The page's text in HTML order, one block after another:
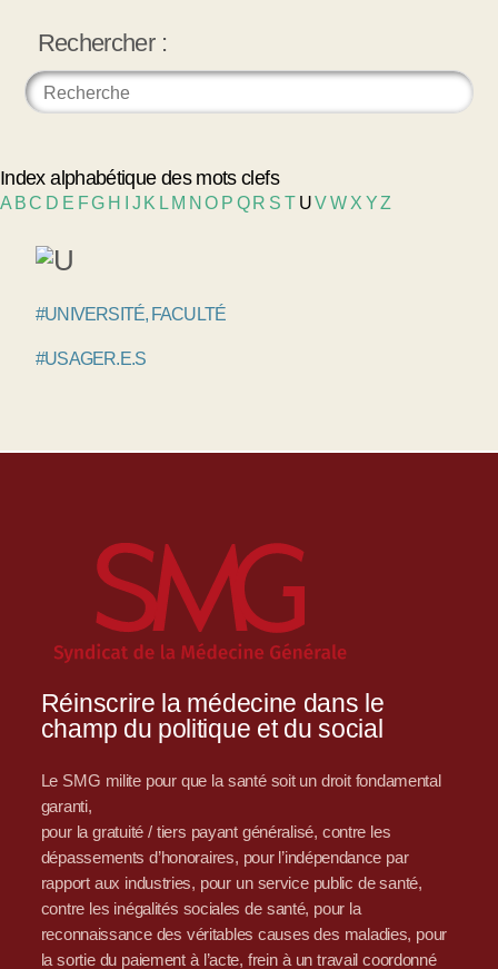
Rechercher :
Index alphabétique des mots clefs
A BC D E FG H J K L M NO P Q R S T UVW X YZ
#UNIVERSITÉ, FACULTÉ
#USAGER.E.S
Réinscrire la médecine dans le
champ du politique et du social
Le SMG milite pour que la santé soit un droit fondamental
garanti,
pour la gratuité / tiers payant généralisé, contre les
dépassements d’honoraires, pour l’indépendance par
rapport aux industries, pour un service public de santé,
contre les inégalités sociales de santé, pour la
reconnaissance des véritables causes des maladies, pour
la sortie du paiement à l’acte, frein à un travail coordonné